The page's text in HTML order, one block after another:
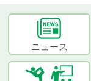
ニュース